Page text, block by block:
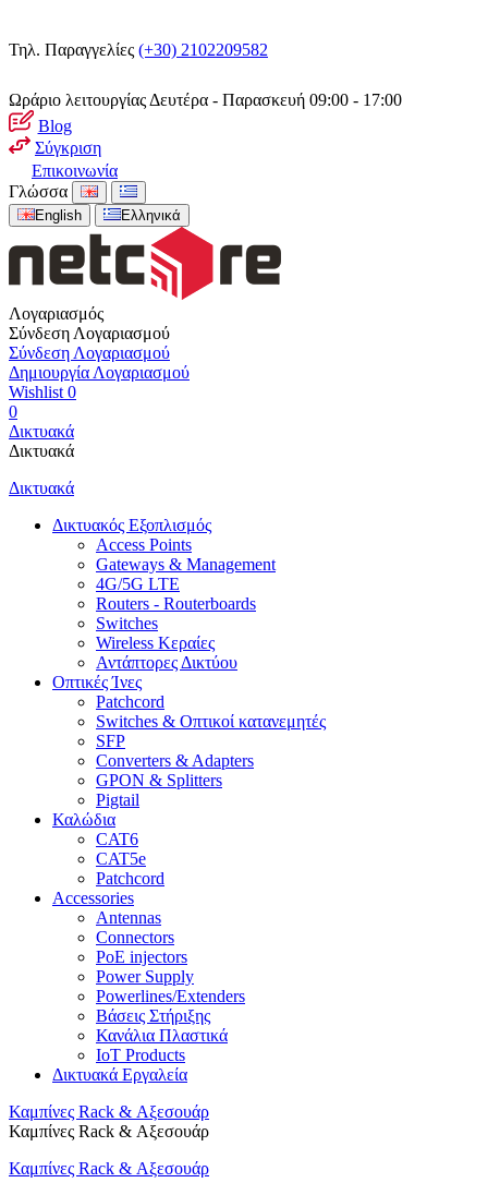
Τηλ. Παραγγελίες (+30) 2102209582
Ωράριο λειτουργίας Δευτέρα - Παρασκευή 09:00 - 17:00
Blog
Σύγκριση
Επικοινωνία
Γλώσσα
English Ελληνικά
Λογαριασμός
Σύνδεση Λογαριασμού
Σύνδεση Λογαριασμού
Δημιουργία Λογαριασμού
Wishlist 0
0
Δικτυακά
Δικτυακά
Δικτυακά
Δικτυακός Εξοπλισμός
Access Points
Gateways & Management
4G/5G LTE
Routers - Routerboards
Switches
Wireless Κεραίες
Αντάπτορες Δικτύου
Οπτικές Ίνες
Patchcord
Switches & Οπτικοί κατανεμητές
SFP
Converters & Adapters
GPON & Splitters
Pigtail
Καλώδια
CAT6
CAT5e
Patchcord
Accessories
Antennas
Connectors
PoE injectors
Power Supply
Powerlines/Extenders
Βάσεις Στήριξης
Κανάλια Πλαστικά
IoT Products
Δικτυακά Εργαλεία
Καμπίνες Rack & Αξεσουάρ
Καμπίνες Rack & Αξεσουάρ
Καμπίνες Rack & Αξεσουάρ